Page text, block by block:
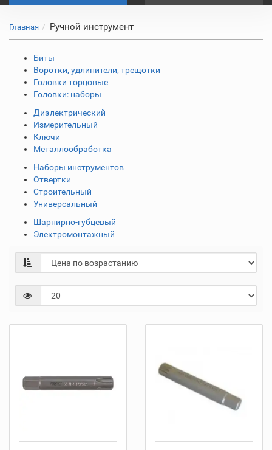
Главная Ручной инструмент
Биты
Воротки, удлинители, трещотки
Головки торцовые
Головки: наборы
Диэлектрический
Измерительный
Ключи
Металлообработка
Наборы инструментов
Отвертки
Строительный
Универсальный
Шарнирно-губцевый
Электромонтажный